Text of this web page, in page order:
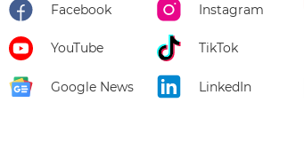
Facebook Instagram
YouTube TikTok
Google News LinkedIn